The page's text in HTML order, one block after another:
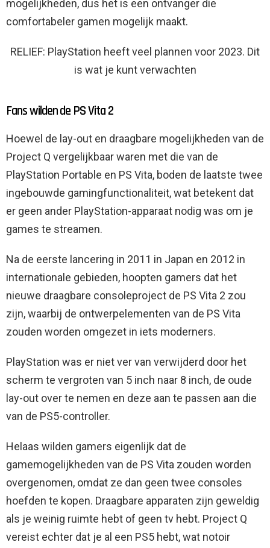
mogelijkheden, dus het is een ontvanger die
comfortabeler gamen mogelijk maakt.
RELIEF: PlayStation heeft veel plannen voor 2023. Dit
is wat je kunt verwachten
Fans wilden de PS Vita 2
Hoewel de lay-out en draagbare mogelijkheden van de
Project Q vergelijkbaar waren met die van de
PlayStation Portable en PS Vita, boden de laatste twee
ingebouwde gamingfunctionaliteit, wat betekent dat
er geen ander PlayStation-apparaat nodig was om je
games te streamen.
Na de eerste lancering in 2011 in Japan en 2012 in
internationale gebieden, hoopten gamers dat het
nieuwe draagbare consoleproject de PS Vita 2 zou
zijn, waarbij de ontwerpelementen van de PS Vita
zouden worden omgezet in iets moderners.
PlayStation was er niet ver van verwijderd door het
scherm te vergroten van 5 inch naar 8 inch, de oude
lay-out over te nemen en deze aan te passen aan die
van de PS5-controller.
Helaas wilden gamers eigenlijk dat de
gamemogelijkheden van de PS Vita zouden worden
overgenomen, omdat ze dan geen twee consoles
hoefden te kopen. Draagbare apparaten zijn geweldig
als je weinig ruimte hebt of geen tv hebt. Project Q
vereist echter dat je al een PS5 hebt, wat notoir